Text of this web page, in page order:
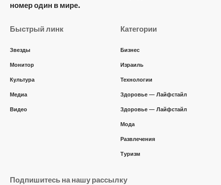
номер один в мире.
Быстрый линк
Звезды
Монитор
Культура
Медиа
Видео
Категории
Бизнес
Израиль
Технологии
Здоровье — Лайфстайл
Здоровье — Лайфстайл
Мода
Развлечения
Туризм
Подпишитесь на нашу рассылку